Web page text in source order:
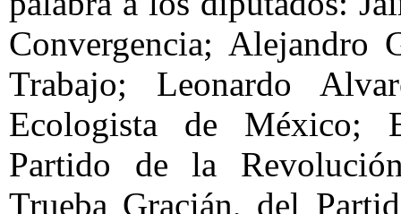
Convergencia; Alejandro
Trabajo; Leonardo
Ecologista de México;
Partido de la
Trueba Gracián, del